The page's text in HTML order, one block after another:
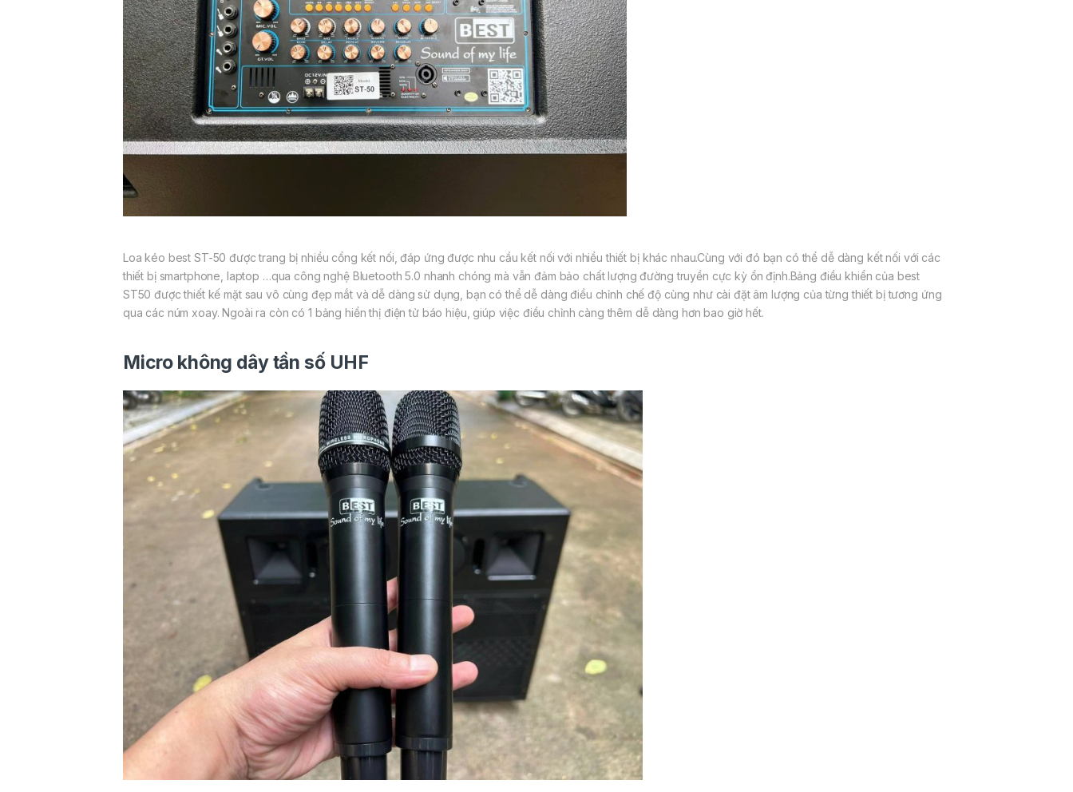
Loa kéo best ST-50 được trang bị nhiều cổng kết nối, đáp ứng được nhu cầu kết nối với nhiều thiết bị khác nhau.Cùng với đó bạn có thể dễ dàng kết nối với các
thiết bị smartphone, laptop …qua công nghệ Bluetooth 5.0 nhanh chóng mà vẫn đảm bảo chất lượng đường truyền cực kỳ ổn định.Bảng điều khiển của best
ST50 được thiết kế mặt sau vô cùng đẹp mắt và dễ dàng sử dụng, bạn có thể dễ dàng điều chỉnh chế độ cùng như cài đặt âm lượng của từng thiết bị tương ứng
qua các núm xoay. Ngoài ra còn có 1 bảng hiển thị điện tử báo hiệu, giúp việc điều chỉnh càng thêm dễ dàng hơn bao giờ hết.
Micro không dây tần số UHF